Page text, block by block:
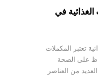
في
تعتبر المكملات
على الصحة
من العناصر